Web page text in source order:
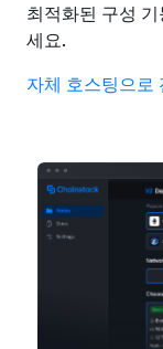
최적화된 구성
세요.
자체 호스팅으로